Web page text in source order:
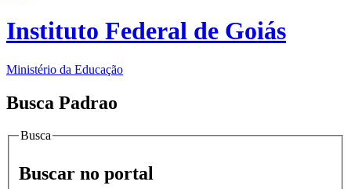
Instituto Federal de Goiás
Ministério da Educação
Busca Padrao
Busca
Buscar no portal